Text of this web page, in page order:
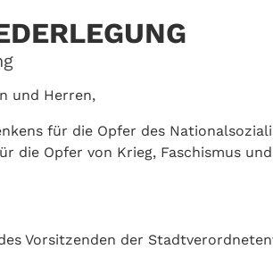
und Herren,
für die Opfer des
die Opfer von Krieg, Faschismus
Vorsitzenden der